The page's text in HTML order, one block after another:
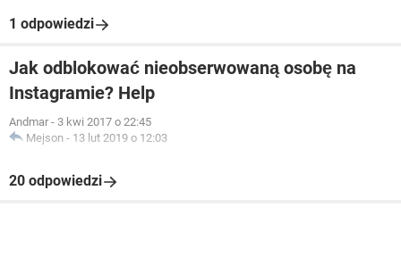
1 odpowiedzi
Jak odblokować nieobserwowaną osobę na
Instagramie? Help
Andmar - 3 kwi 2017 o 22:45
Mejson - 13 lut 2019 o 12:03
20 odpowiedzi